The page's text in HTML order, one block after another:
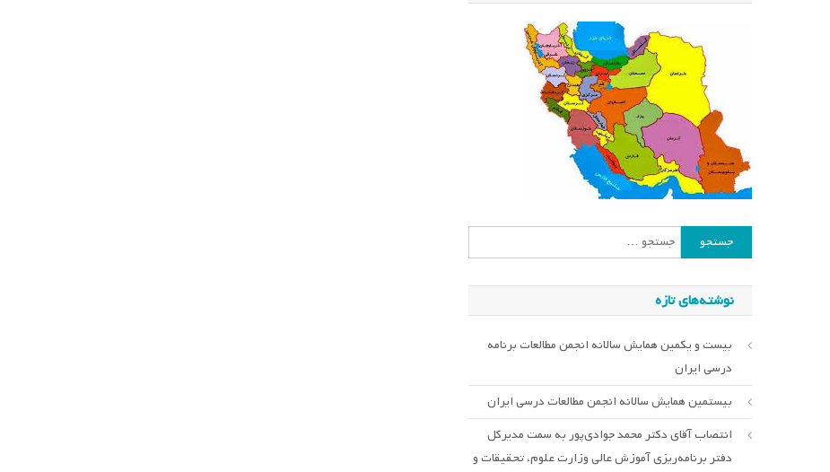
جستجو
برای:
نوشته‌های تازه
بیست و یکمین همایش سالانه انجمن مطالعات برنامه
درسی ایران
بیستمین همایش سالانه انجمن مطالعات درسی ایران
انتصاب آقای دکتر محمد جوادی‌پور به سمت مدیرکل
دفتر برنامه‌ریزی آموزش عالی وزارت علوم، تحقیقات و